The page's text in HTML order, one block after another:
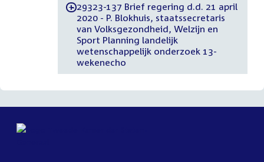
-29323-137 Brief regering d.d. 21 april
2020 - P. Blokhuis, staatssecretaris
van Volksgezondheid, Welzijn en
Sport Planning landelijk
wetenschappelijk onderzoek 13-
wekenecho